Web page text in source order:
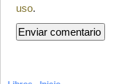
uso.